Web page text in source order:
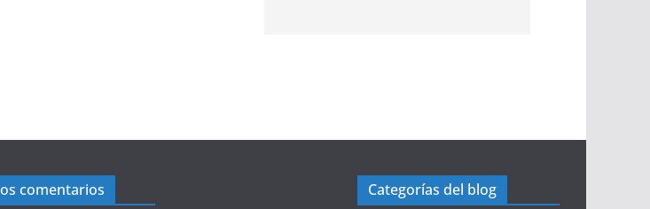
comentarios Categorías del blog